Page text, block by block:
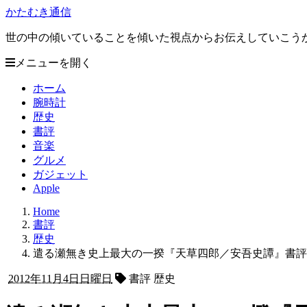
かたむき通信
世の中の傾いていることを傾いた視点からお伝えしていこう
メニューを開く
ホーム
腕時計
歴史
書評
音楽
グルメ
ガジェット
Apple
Home
書評
歴史
遣る瀬無き史上最大の一揆『天草四郎／安吾史譚』書評
2012年11月4日日曜日 書評 歴史